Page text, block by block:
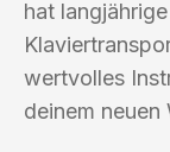
hat
wertvolles
deinem